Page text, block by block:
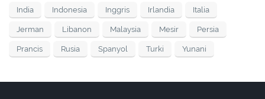
India Indonesia Inggris Irlandia Italia
Jerman Libanon Malaysia Mesir Persia
Prancis Rusia Spanyol Turki Yunani